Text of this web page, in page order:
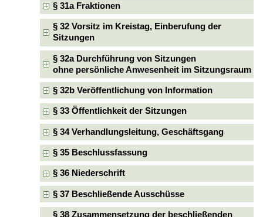
§ 31a Fraktionen
§ 32 Vorsitz im Kreistag, Einberufung der
Sitzungen
§ 32a Durchführung von Sitzungen
ohne persönliche Anwesenheit im Sitzungsraum
§ 32b Veröffentlichung von Information
§ 33 Öffentlichkeit der Sitzungen
§ 34 Verhandlungsleitung, Geschäftsgang
§ 35 Beschlussfassung
§ 36 Niederschrift
§ 37 Beschließende Ausschüsse
§ 38 Zusammensetzung der beschließenden